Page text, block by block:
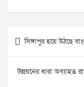
Post
navigation
সিঙ্গাপুর হয়ে উঠছে
উন্নয়নের ধারা অব্যাহত